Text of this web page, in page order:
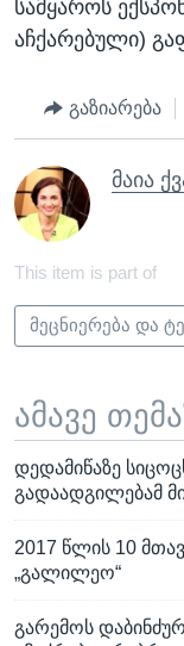
სამყაროს
აჩქარებული)
გაზიარება
მაია
This item is part of
მეცნიერება და
ამავე
დედამიწაზე
გადაადგილებამ
2017 წლის 10
„გალილეო“
გარემოს